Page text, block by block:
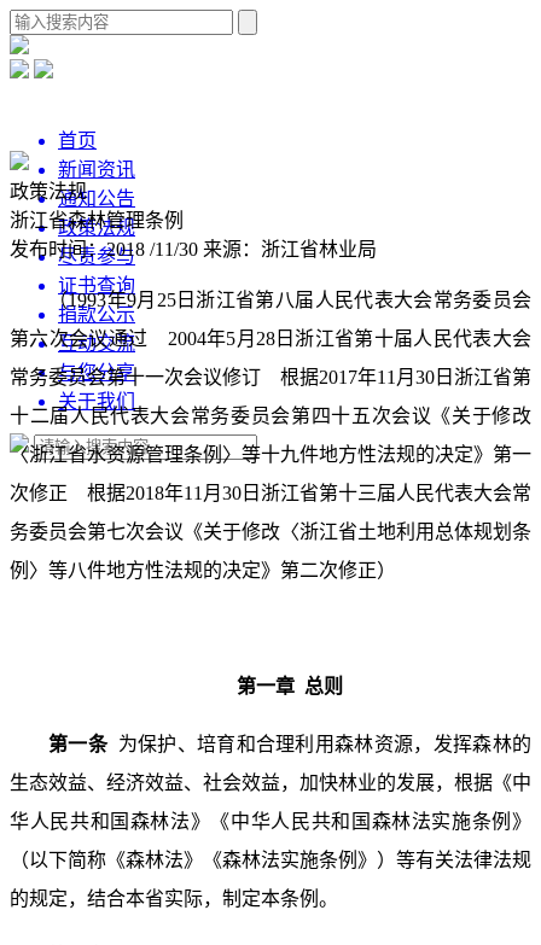
首页
新闻资讯
通知公告
政策法规
尽责参与
证书查询
捐款公示
互动交流
与您分享
关于我们
政策法规
浙江省森林管理条例
发布时间：2018 /11/30 来源：浙江省林业局
（1993年9月25日浙江省第八届人民代表大会常务委员会
第六次会议通过 2004年5月28日浙江省第十届人民代表大会
常务委员会第十一次会议修订 根据2017年11月30日浙江省第
十二届人民代表大会常务委员会第四十五次会议《关于修改
〈浙江省水资源管理条例〉等十九件地方性法规的决定》第一
次修正 根据2018年11月30日浙江省第十三届人民代表大会常
务委员会第七次会议《关于修改〈浙江省土地利用总体规划条
例〉等八件地方性法规的决定》第二次修正）
第一章 总则
第一条 为保护、培育和合理利用森林资源，发挥森林的
生态效益、经济效益、社会效益，加快林业的发展，根据《中
华人民共和国森林法》《中华人民共和国森林法实施条例 》
（以下简称《森林法》《森林法实施条例》）等有关法律法规
的规定，结合本省实际，制定本条例。